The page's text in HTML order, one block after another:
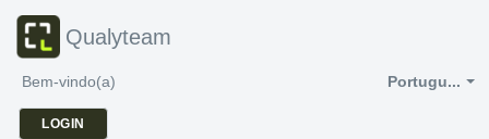
Qualyteam
Portugu...
Bem-vindo(a)
LOGIN